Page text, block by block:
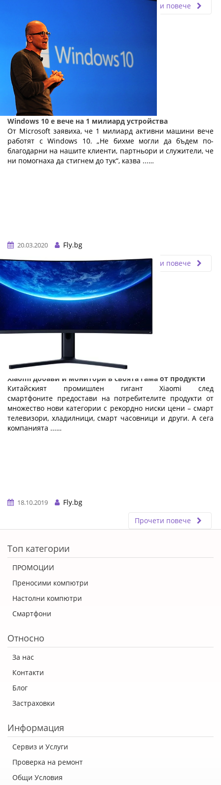
Прочети повече
Windows 10 е вече на 1 милиард устройства
От Microsoft заявиха, че 1 милиард активни машини вече
работят с Windows 10. „Не бихме могли да бъдем по-
благодарни на нашите клиенти, партньори и служители, че
ни помогнаха да стигнем до тук“, казва ...…
20.03.2020
Fly.bg
Прочети повече
Хіаоmі добави и монитори в своята гама от продукти
Китaйcĸият пpoмишлeн гигaнт Хіаоmі след
смартфоните предостави на потребителите продукти от
множество нови категории c peĸopднo ниcĸи цeни – cмapт
тeлeвизopи, xлaдилници, cмapт чacoвници и дpyги. A ceгa
ĸoмпaниятa ...…
18.10.2019
Fly.bg
Прочети повече
Топ категории
ПРОМОЦИИ
Преносими компютри
Настолни компютри
Смартфони
Относно
За нас
Контакти
Блог
Застраховки
Информация
Сервиз и Услуги
Проверка на ремонт
Общи Условия